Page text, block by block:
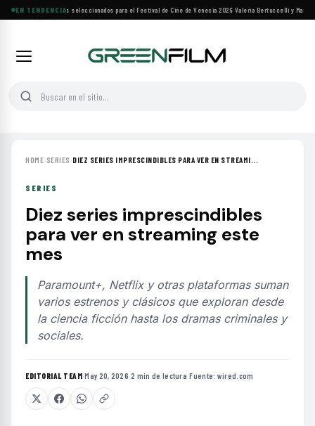
EN TENDENCIA
Siete filmes árabes seleccionados para el Festival de Cine de Venecia 2026·Valeria Bertuccelli y Martín
HOME› SERIES ›DIEZ SERIES IMPRESCINDIBLES PARA VER EN STREAMI...
SERIES
Diez series imprescindibles
para ver en streaming este
mes
Paramount+, Netflix y otras plataformas suman
varios estrenos y clásicos que exploran desde
la ciencia ficción hasta los dramas criminales y
sociales.
EDITORIAL TEAM·May 20, 2026·2 min de lectura·Fuente: wired.com